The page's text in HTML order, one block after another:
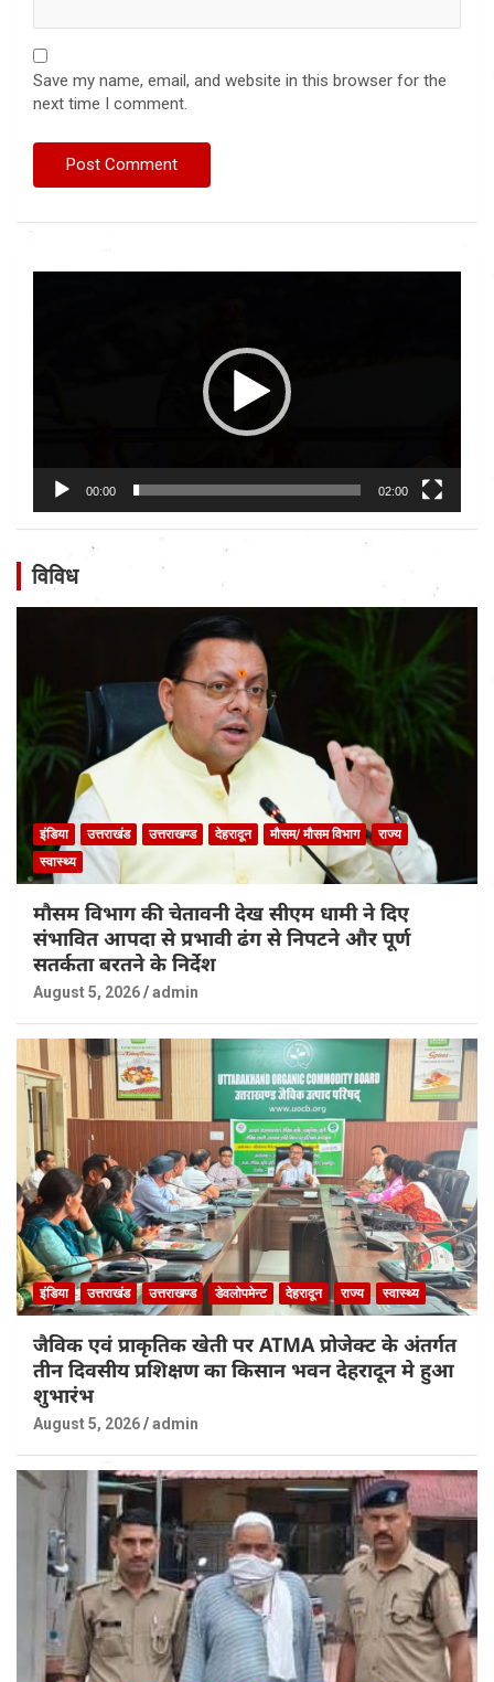
Save my name, email, and website in this browser for the
next time I comment.
00:00 02:00
विविध
इंडिया उत्तराखंड उत्तराखण्ड देहरादून मौसम/ मौसम विभाग
राज्य
स्वास्थ्य
मौसम विभाग की चेतावनी देख सीएम धामी ने दिए
संभावित आपदा से प्रभावी ढंग से निपटने और पूर्ण
सतर्कता बरतने के निर्देश
August 5, 2026 admin
इंडिया उत्तराखंड उत्तराखण्ड डेवलोपमेन्ट देहरादून राज्य स्वास्थ्य
जैविक एवं प्राकृतिक खेती पर ATMA प्रोजेक्ट के अंतर्गत
तीन दिवसीय प्रशिक्षण का किसान भवन देहरादून मे हुआ
शुभारंभ
August 5, 2026 admin